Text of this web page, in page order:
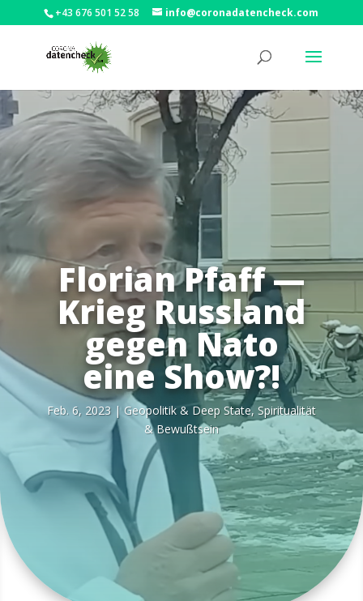
+43 676 501 52 58 info@coronadatencheck.com
Florian Pfaff —
Krieg Russland
gegen Nato
eine Show?!
Feb. 6, 2023 | Geo­po­li­tik & Deep Sta­te, Spi­ri­tua­li­tät
& Bewußtsein